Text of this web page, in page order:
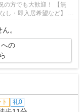
方でも大歓迎！ 【無
し・即入居希望など】 ネ
。
への
礼0